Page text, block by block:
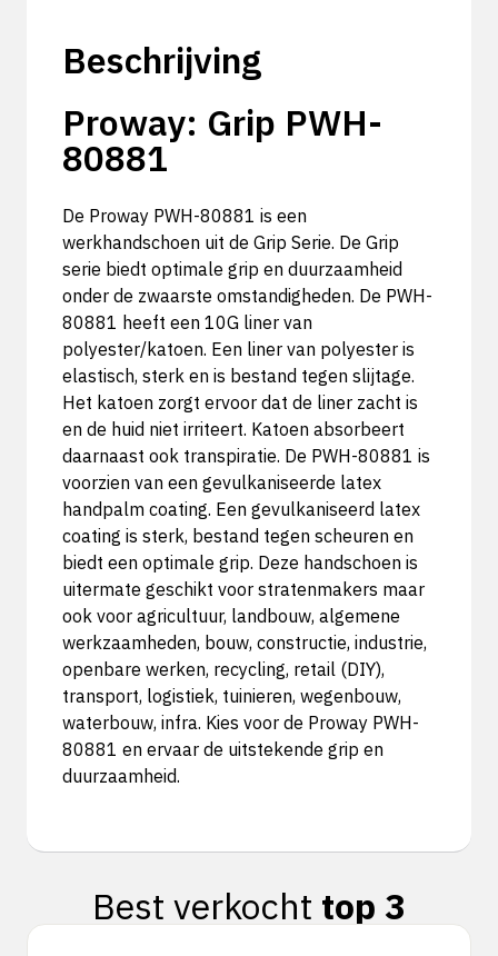
Beschrijving
Proway: Grip PWH-
80881
De Proway PWH-80881 is een
werkhandschoen uit de Grip Serie. De Grip
serie biedt optimale grip en duurzaamheid
onder de zwaarste omstandigheden. De PWH-
80881 heeft een 10G liner van
polyester/katoen. Een liner van polyester is
elastisch, sterk en is bestand tegen slijtage.
Het katoen zorgt ervoor dat de liner zacht is
en de huid niet irriteert. Katoen absorbeert
daarnaast ook transpiratie. De PWH-80881 is
voorzien van een gevulkaniseerde latex
handpalm coating. Een gevulkaniseerd latex
coating is sterk, bestand tegen scheuren en
biedt een optimale grip. Deze handschoen is
uitermate geschikt voor stratenmakers maar
ook voor agricultuur, landbouw, algemene
werkzaamheden, bouw, constructie, industrie,
openbare werken, recycling, retail (DIY),
transport, logistiek, tuinieren, wegenbouw,
waterbouw, infra. Kies voor de Proway PWH-
80881 en ervaar de uitstekende grip en
duurzaamheid.
Best verkocht top 3